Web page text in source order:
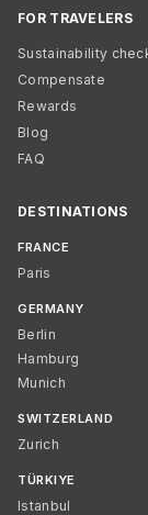
FOR TRAVELERS
Sustainability
Compensate
Rewards
Blog
FAQ
DESTINATIONS
FRANCE
Paris
GERMANY
Berlin
Hamburg
Munich
SWITZERLAND
Zurich
TÜRKIYE
Istanbul